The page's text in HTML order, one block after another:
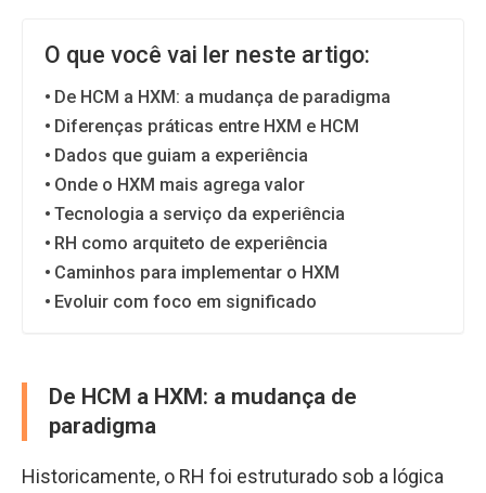
O que você vai ler neste artigo:
De HCM a HXM: a mudança de paradigma
Diferenças práticas entre HXM e HCM
Dados que guiam a experiência
Onde o HXM mais agrega valor
Tecnologia a serviço da experiência
RH como arquiteto de experiência
Caminhos para implementar o HXM
Evoluir com foco em significado
De HCM a HXM: a mudança de
paradigma
Historicamente, o RH foi estruturado sob a lógica